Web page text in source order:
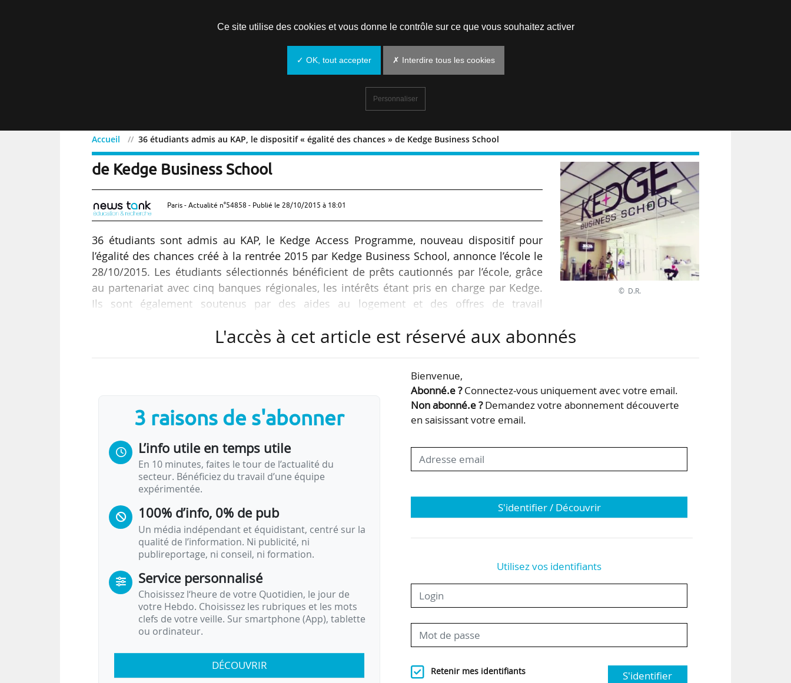
Accueil 36 étudiants admis au KAP, le dispositif « égalité des chances » de Kedge Business School
36 étudiants admis au KAP, le dispositif « égalité des chances »
de Kedge Business School
Paris - Actualité n°54858 - Publié le 28/10/2015 à 18:01
36 étudiants sont admis au KAP, le Kedge Access Programme, nouveau dispositif pour
l’égalité des chances créé à la rentrée 2015 par Kedge Business School, annonce l’école le
28/10/2015. Les étudiants sélectionnés bénéficient de prêts cautionnés par l’école, grâce
au partenariat avec cinq banques régionales, les intérêts étant pris en charge par Kedge.
Ils sont également soutenus par des aides au logement et des offres de travail
notamment sur l’estime de soi.
Thomas Froehlicher, directeur général de Kedge. Martine Mordant, directrice adjointe,
© D.R.
L'accès à cet article est réservé aux abonnés
3 raisons de s'abonner
L’info utile en temps utile
En 10 minutes, faites le tour de l’actualité du
secteur. Bénéficiez du travail d’une équipe
expérimentée.
100% d’info, 0% de pub
Un média indépendant et équidistant, centré sur la
qualité de l’information. Ni publicité, ni
publireportage, ni conseil, ni formation.
Service personnalisé
Choisissez l‘heure de votre Quotidien, le jour de
votre Hebdo. Choisissez les rubriques et les mots
clefs de votre veille. Sur smartphone (App), tablette
ou ordinateur.
DÉCOUVRIR
Bienvenue,
Abonné.e ?Connectez-vous uniquement avec votre email.
Non abonné.e ?Demandez votre abonnement découverte
en saisissant votre email.
S'identifier / Découvrir
Utilisez vos identifiants
Retenir mes identifiants S'identifier
Ce site utilise des cookies et vous donne le contrôle sur ce que vous souhaitez activer
✓ OK, tout accepter ✗ Interdire tous les cookies
Personnaliser